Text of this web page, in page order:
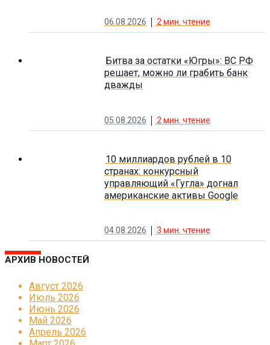
06.08.2026 2 мин. чтение
Битва за остатки «Югры»: ВС РФ
решает, можно ли грабить банк
дважды
05.08.2026 2 мин. чтение
10 миллиардов рублей в 10
странах: конкурсный
управляющий «Гугла» догнал
американские активы Google
04.08.2026 3 мин. чтение
АРХИВ НОВОСТЕЙ
Август 2026
Июль 2026
Июнь 2026
Май 2026
Апрель 2026